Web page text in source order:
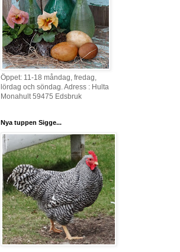
Öppet: 11-18 måndag, fredag,
lördag och söndag. Adress : Hulta
Monahult 59475 Edsbruk
Nya tuppen Sigge...